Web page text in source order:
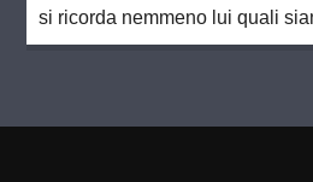
si ricorda nemmeno lui quali
diplomato in metalmeccanica,
Figaro per il suo essere un